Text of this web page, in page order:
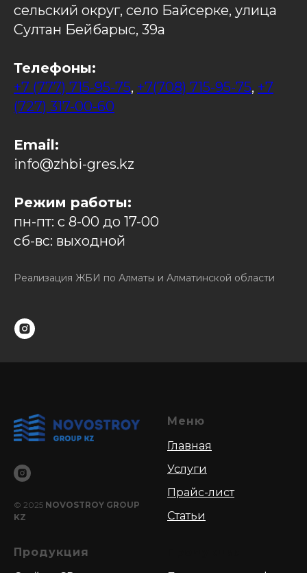
сельский округ, село Байсерке, улица
Султан Бейбарыс, 39а
Телефоны:
+7 (777) 715-95-75, +7(708) 715-95-75, +7
(727) 317-00-60
Email:
info@zhbi-gres.kz
Режим работы:
пн-пт: с 8-00 до 17-00
сб-вс: выходной
Реализация ЖБИ по Алматы и Алматинской области
© 2025 NOVOSTROY GROUP
KZ
Меню
Главная
Услуги
Прайс-лист
Статьи
Продукция